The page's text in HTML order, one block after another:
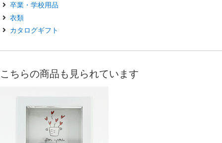
卒業・学校用品
衣類
カタログギフト
こちらの商品も見られています